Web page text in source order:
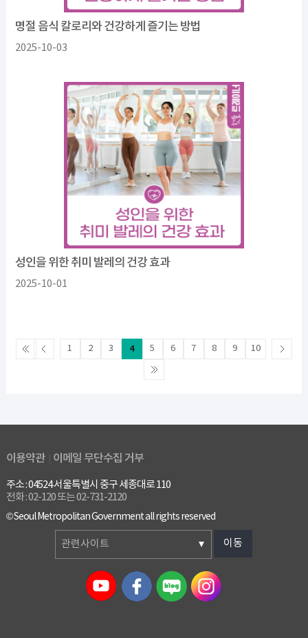
명절 음식 칼로리와 건강하게 즐기는 방법
2025-10-03
성인을 위한 취미 발레의 건강 효과
2025-10-01
1 2 3 4 5 6 7 8 9 10
이용약관 이메일 무단수집 거부
주소 : 04524 서울특별시 중구 세종대로 110
전화 : 02-120 또는 02-731-2120
© Seoul Metropolitan Government all rights reserved
관련사이트 이동